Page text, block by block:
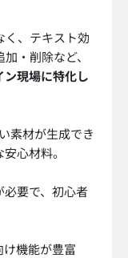
く、テキスト効
・削除など、
ン現場に特化し
素材が生成でき
心材料。
要で、初心者
機能が豊富